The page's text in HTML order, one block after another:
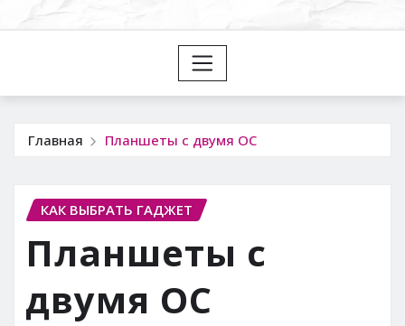
Главная Планшеты с двумя ОС
КАК ВЫБРАТЬ ГАДЖЕТ
Планшеты с
двумя ОС